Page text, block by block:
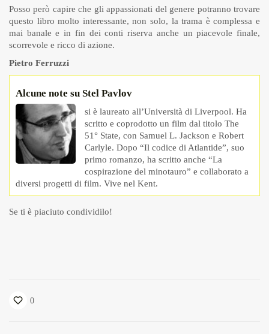
Posso però capire che gli appassionati del genere potranno trovare
questo libro molto interessante, non solo, la trama è complessa e
mai banale e in fin dei conti riserva anche un piacevole finale,
scorrevole e ricco di azione.
Pietro Ferruzzi
Alcune note su Stel Pavlov
si è laureato all’Università di Liverpool. Ha
scritto e coprodotto un film dal titolo The
51° State, con Samuel L. Jackson e Robert
Carlyle. Dopo “Il codice di Atlantide”, suo
primo romanzo, ha scritto anche “La
cospirazione del minotauro” e collaborato a
diversi progetti di film. Vive nel Kent.
Se ti è piaciuto condividilo!
0